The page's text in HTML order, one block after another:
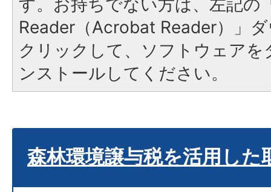
Reader（Acrobat Reader）」
クリックして、ソフトウェア
ンストールしてください。
森林環境譲与税を活用した